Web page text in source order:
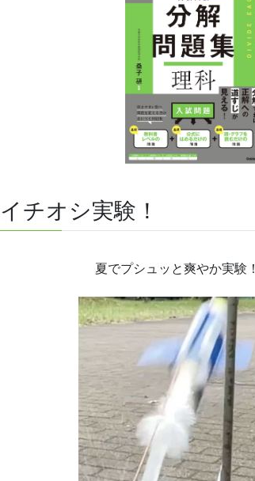
チオシ実験！
夏でプシュッと爽やか実験！